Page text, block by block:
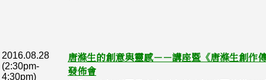
2016.08.28
(2:30pm-
4:30pm)
唐滌生的創意與靈感－－講座暨《唐滌生創作
發佈會